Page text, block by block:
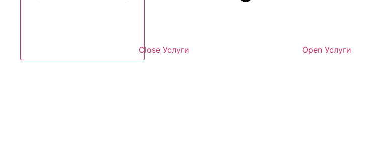
Close Услуги Open Услуги